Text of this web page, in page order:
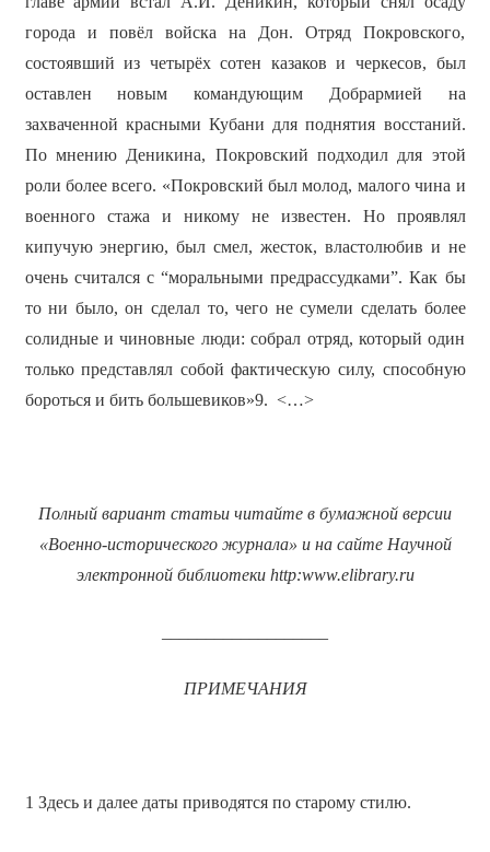
города и повёл войска на Дон. Отряд Покровского,
состоявший из четырёх сотен казаков и черкесов, был
оставлен новым командующим Добрармией на
захваченной красными Кубани для поднятия восстаний.
По мнению Деникина, Покровский подходил для этой
роли более всего. «Покровский был молод, малого чина и
военного стажа и никому не известен. Но проявлял
кипучую энергию, был смел, жесток, властолюбив и не
очень считался с “моральными предрассудками”. Как бы
то ни было, он сделал то, чего не сумели сделать более
солидные и чиновные люди: собрал отряд, который один
только представлял собой фактическую силу, способную
бороться и бить большевиков»9. <…>
Полный вариант статьи читайте в бумажной версии
«Военно-исторического журнала» и на сайте Научной
электронной библиотеки http:www.elibrary.ru
ПРИМЕЧАНИЯ
1 Здесь и далее даты приводятся по старому стилю.